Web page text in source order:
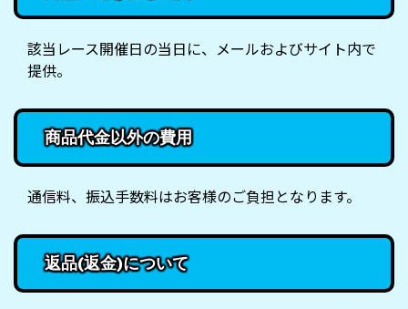
該当レース開催日の当日に、メールおよびサイト内で
提供。
商品代金以外の費用
通信料、振込手数料はお客様のご負担となります。
返品(返金)について